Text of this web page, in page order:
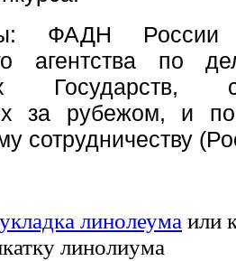
ФАДН
агентства по
Государств,
за рубежом, и
сотрудничеству
укладка линолеума или
линолиума